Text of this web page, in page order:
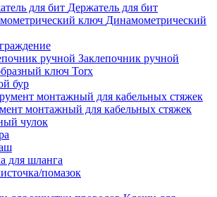
Держатель для бит
Динамометрический
Заклепочник ручной
ключ Torx
бур
монтажный для кабельных стяжек
чулок
для шланга
помазок